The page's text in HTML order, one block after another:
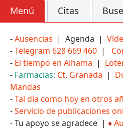
Menú Citas
-Ausencias | Agenda |
-Telegram 628 669 460 |
- El tiempo en Alhama |
- Farmacias: Ct. Granada |
Mandas
-Tal día como hoy en otros
-Servicio de publicaciones
- Tu apoyo se agradece | ♦